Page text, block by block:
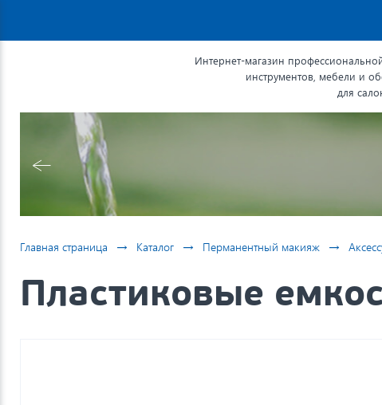
Интернет-магазин
инструментов, мебели и
для
Главная страница → Каталог → Перманентный макияж →
Пластиковые